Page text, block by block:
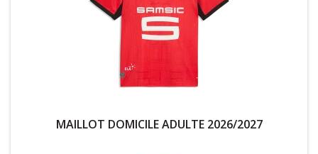
MAILLOT DOMICILE ADULTE 2026/2027